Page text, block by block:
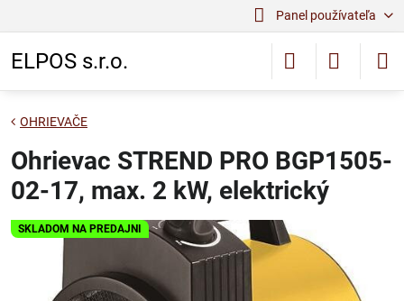
Panel používateľa
ELPOS s.r.o.
SKLADOM NA PREDAJNI
OHRIEVAČE
Ohrievac STREND PRO BGP1505-
02-17, max. 2 kW, elektrický